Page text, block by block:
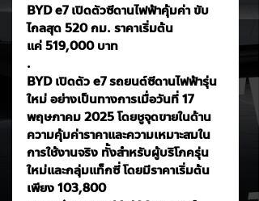
BYD e7 เปิดตัวซีดานไฟฟ้าคุ้มค่า ขับ
ไกลสุด 520 กม. ราคาเริ่มต้น
แค่ 519,000 บาท
.
BYD เปิดตัว e7 รถยนต์ซีดานไฟฟ้ารุ่น
ใหม่ อย่างเป็นทางการเมื่อวันที่ 17
พฤษภาคม 2025 โดยชูจุดขายในด้าน
ความคุ้มค่าราคาและความเหมาะสมใน
การใช้งานจริง ทั้งสำหรับผู้บริโภครุ่น
ใหม่และกลุ่มแท็กซี่ โดยมีราคาเริ่มต้น
เพียง 103,800